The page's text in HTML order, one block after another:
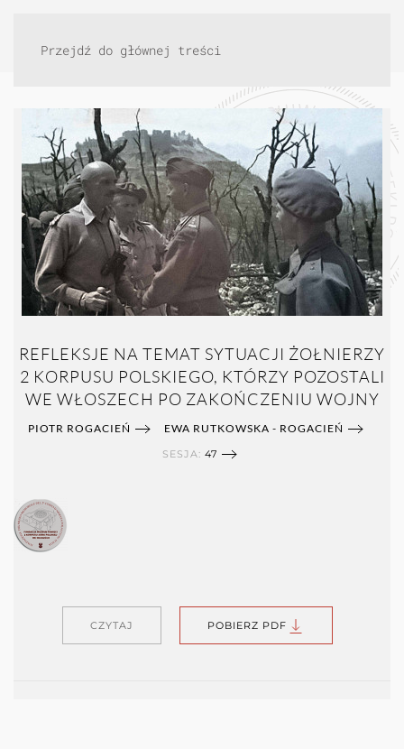
Przejdź do głównej treści
REFLEKSJE NA TEMAT SYTUACJI ŻOŁNIERZY
2 KORPUSU POLSKIEGO, KTÓRZY POZOSTALI
WE WŁOSZECH PO ZAKOŃCZENIU WOJNY
PIOTR ROGACIEŃ EWA RUTKOWSKA - ROGACIEŃ
SESJA: 47
CZYTAJ POBIERZ PDF